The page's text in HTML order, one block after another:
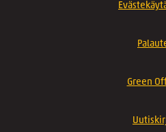
Green